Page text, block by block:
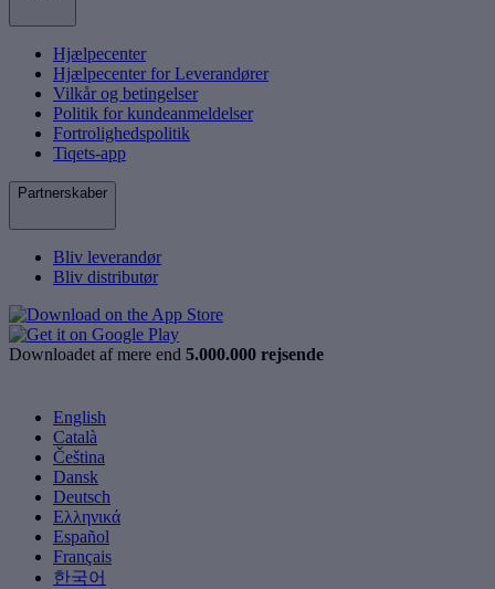
Hjælpecenter
Hjælpecenter for Leverandører
Vilkår og betingelser
Politik for kundeanmeldelser
Fortrolighedspolitik
Tiqets-app
Partnerskaber
Bliv leverandør
Bliv distributør
Downloadet af mere end 5.000.000 rejsende
English
Català
Čeština
Dansk
Deutsch
Ελληνικά
Español
Français
한국어